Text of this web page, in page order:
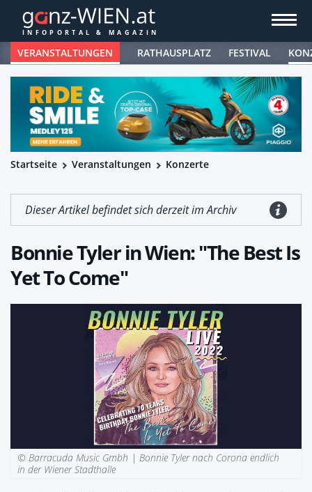
VERANSTALTUNGEN RATHAUSPLATZ FESTIVAL
Startseite Veranstaltungen Konzerte
Dieser Artikel befindet sich derzeit im Archiv
Bonnie Tyler in Wien: "The Best Is
Yet To Come"
© Barracuda Music Gmbh |Bonnie Tyler nach Corona endlich
in der Wiener Stadthalle